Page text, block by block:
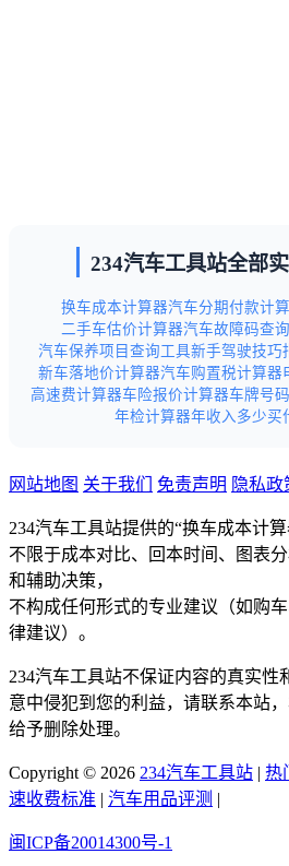
234汽车工具站全部实
换车成本计算器汽车分期付款计
二手车估价计算器汽车故障码查
汽车保养项目查询工具新手驾驶技巧
新车落地价计算器汽车购置税计算器
高速费计算器车险报价计算器车牌号
年检计算器年收入多少买
网站地图 关于我们 免责声明 隐私政
234汽车工具站提供的“换车成本计
不限于成本对比、回本时间、图表
和辅助决策，
不构成任何形式的专业建议（如购
律建议）。
234汽车工具站不保证内容的真实性
意中侵犯到您的利益，请联系本站
给予删除处理。
Copyright © 2026 234汽车工具站 | 热
速收费标准 | 汽车用品评测 |
闽ICP备20014300号-1